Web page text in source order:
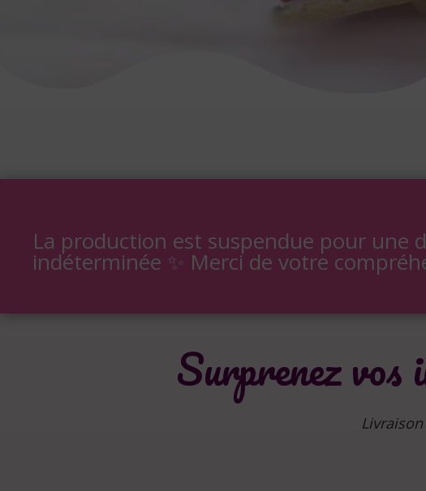
La production est suspendue pour une
indéterminée ✨ Merci de votre
Surprenez vos